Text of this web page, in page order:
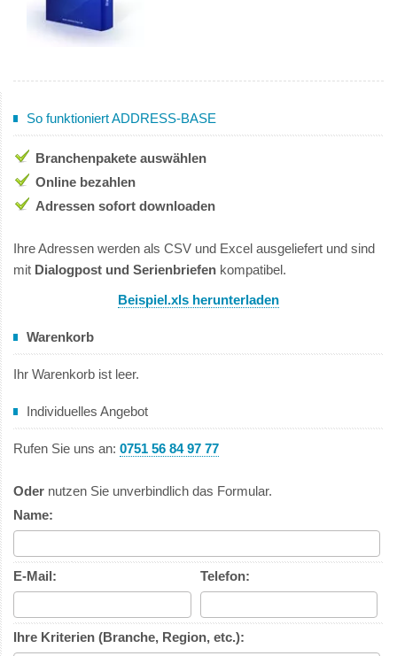
So funktioniert ADDRESS-BASE
Branchenpakete auswählen
Online bezahlen
Adressen sofort downloaden
Ihre Adressen werden als CSV und Excel ausgeliefert und sind
mit Dialogpost und Serienbriefen kompatibel.
Beispiel.xls herunterladen
Warenkorb
Ihr Warenkorb ist leer.
Individuelles Angebot
Rufen Sie uns an: 0751 56 84 97 77
Oder nutzen Sie unverbindlich das Formular.
Name:
E-Mail: Telefon:
Ihre Kriterien (Branche, Region, etc.):